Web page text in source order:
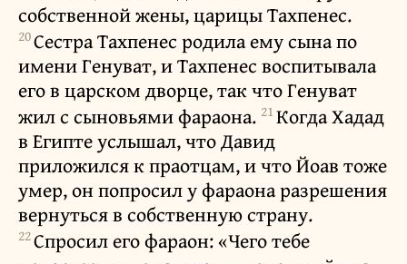
собственной жены, царицы Тахпенес.
20Сестра Тахпенес родила ему сына по
имени Генуват, и Тахпенес воспитывала
его в царском дворце, так что Генуват
жил с сыновьями фараона. 21Когда Хадад
в Египте услышал, что Давид
приложился к праотцам, и что Йоав тоже
умер, он попросил у фараона разрешения
вернуться в собственную страну.
22Спросил его фараон: «Чего тебе